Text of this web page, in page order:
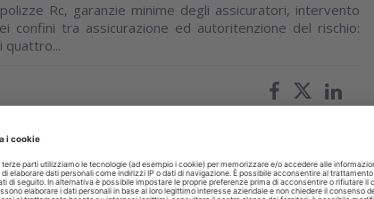
Rc, garanzie minime degli assicuratori, intervento
confini tra assicurazione ed autoritenzione del rischio:
quattro...
2019